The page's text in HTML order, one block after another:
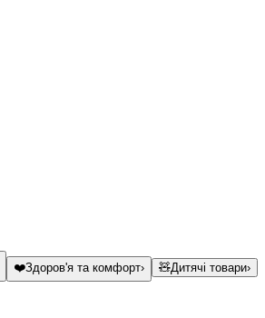
❤️Здоров'я та комфорт› 🧸Дитячі товари›